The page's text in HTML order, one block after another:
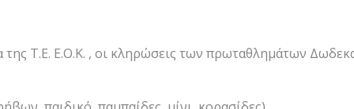
Τ.Ε. Ε.Ο.Κ. , οι κληρώσεις των πρωταθλημάτων